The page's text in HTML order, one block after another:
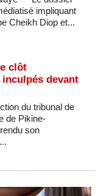
impliquant
Cheikh Diop et...
clôt
devant
du tribunal de
de Pikine-
son